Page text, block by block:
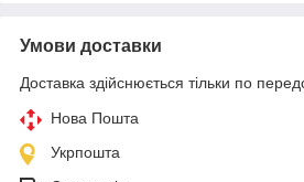
Умови доставки
Доставка здійснюється тільки по
Нова Пошта
Укрпошта